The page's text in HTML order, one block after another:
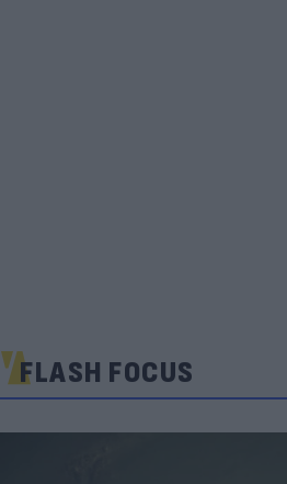
FLASH FOCUS